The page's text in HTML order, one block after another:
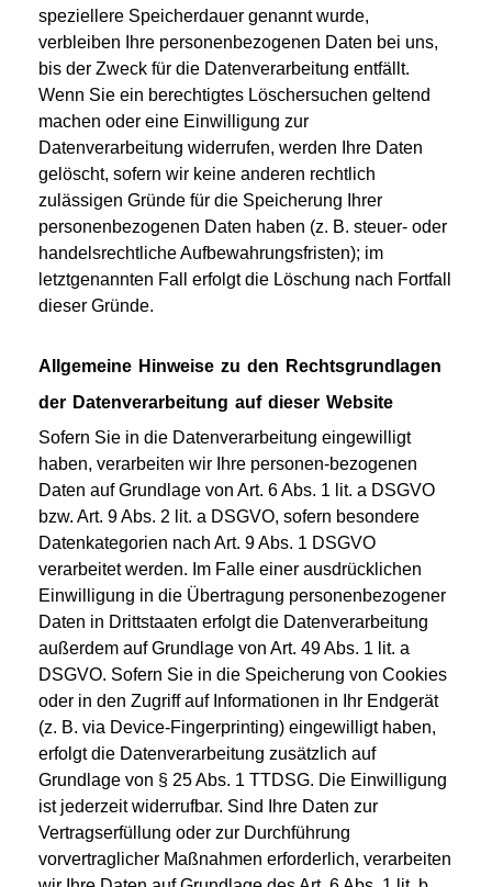
speziellere Speicherdauer genannt wurde,
verbleiben Ihre personenbezogenen Daten bei uns,
bis der Zweck für die Datenverarbeitung entfällt.
Wenn Sie ein berechtigtes Löschersuchen geltend
machen oder eine Einwilligung zur
Datenverarbeitung widerrufen, werden Ihre Daten
gelöscht, sofern wir keine anderen rechtlich
zulässigen Gründe für die Speicherung Ihrer
personenbezogenen Daten haben (z. B. steuer- oder
handelsrechtliche Aufbewahrungsfristen); im
letztgenannten Fall erfolgt die Löschung nach Fortfall
dieser Gründe.
Allgemeine Hinweise zu den Rechtsgrundlagen
der Datenverarbeitung auf dieser Website
Sofern Sie in die Datenverarbeitung eingewilligt
haben, verarbeiten wir Ihre personen-bezogenen
Daten auf Grundlage von Art. 6 Abs. 1 lit. a DSGVO
bzw. Art. 9 Abs. 2 lit. a DSGVO, sofern besondere
Datenkategorien nach Art. 9 Abs. 1 DSGVO
verarbeitet werden. Im Falle einer ausdrücklichen
Einwilligung in die Übertragung personenbezogener
Daten in Drittstaaten erfolgt die Datenverarbeitung
außerdem auf Grundlage von Art. 49 Abs. 1 lit. a
DSGVO. Sofern Sie in die Speicherung von Cookies
oder in den Zugriff auf Informationen in Ihr Endgerät
(z. B. via Device-Fingerprinting) eingewilligt haben,
erfolgt die Datenverarbeitung zusätzlich auf
Grundlage von § 25 Abs. 1 TTDSG. Die Einwilligung
ist jederzeit widerrufbar. Sind Ihre Daten zur
Vertragserfüllung oder zur Durchführung
vorvertraglicher Maßnahmen erforderlich, verarbeiten